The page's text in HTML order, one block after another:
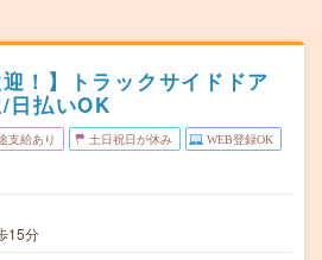
迎！】トラックサイドドア
日払いOK
支給あり 土日祝日が休み WEB登録OK
15分